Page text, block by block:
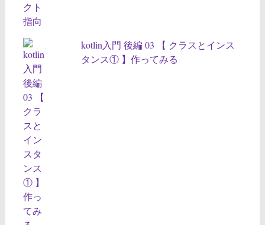
kotlin入門 後編 03 【 クラスとインス
タンス① 】作ってみる